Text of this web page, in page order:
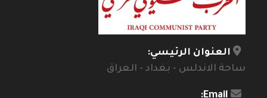
العنوان الرئيسي:
ساحة الاندلس - بغداد - العراق